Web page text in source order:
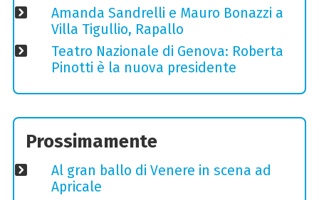
Amanda Sandrelli e Mauro Bonazzi a
Villa Tigullio, Rapallo
Teatro Nazionale di Genova: Roberta
Pinotti è la nuova presidente
Prossimamente
Al gran ballo di Venere in scena ad
Apricale